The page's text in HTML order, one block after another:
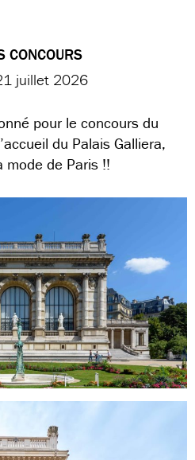
CONCOURS
juillet 2026
pour le concours du
du Palais Galliera,
mode de Paris !!